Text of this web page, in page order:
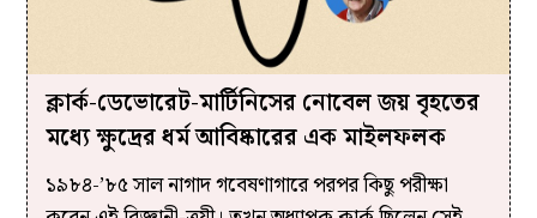
ক্লার্ক-ডেভোরেট-মার্টিনিসের নোবেল জয় বৃহতের
মধ্যে ক্ষুদ্রের ধর্ম আবিষ্কারের এক মাইলফলক
১৯৮৪-’৮৫ সাল নাগাদ গবেষণাগারে পরপর কিছু পরীক্ষা